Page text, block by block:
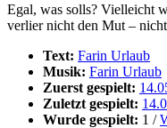
Egal, was solls? Vielleicht
verlier nicht den Mut –
Text: Farin Urlaub
Musik: Farin Urlaub
Zuerst gespielt:
Zuletzt gespielt:
Wurde gespielt: 1 /